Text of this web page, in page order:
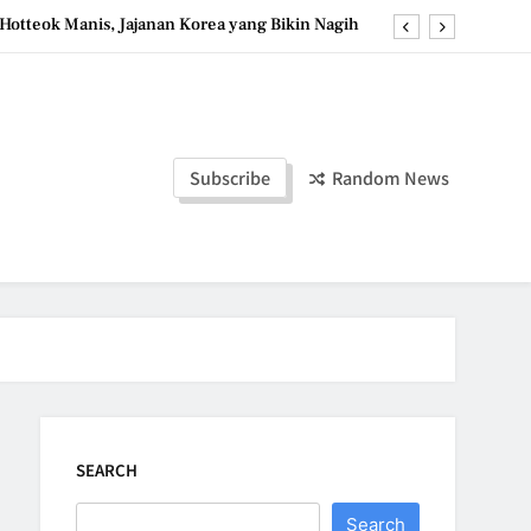
Hotteok Manis, Jajanan Korea yang Bikin Nagih
Stroberi: Dessert Sehat dengan Tekstur Unik
Tzatziki Yogurt Saus Segar Favorit Mediterania
Subscribe Random News
SEARCH
Search